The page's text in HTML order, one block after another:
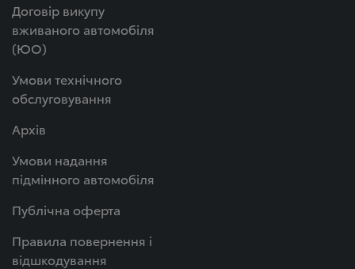
Договір викупу
вживаного автомобіля
(ЮО)
Умови технічного
обслуговування
Архів
Умови надання
підмінного автомобіля
Публічна оферта
Правила повернення і
відшкодування